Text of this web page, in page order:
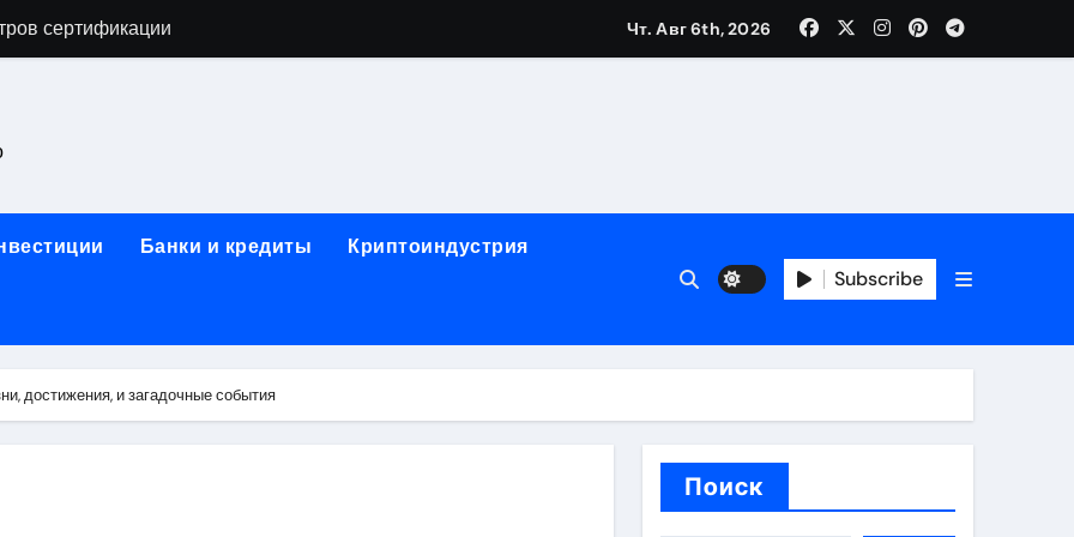
бра в виде факела с эффектом старины
работы на объектах культурного наследия
для международных расчетов
от проектной документации до противопожарных мероприятий и обустройства мест отдыха
Чт. Авг 6th, 2026
Банки и кредиты Криптоиндустрия
Subscribe
достижения, и загадочные события
Поиск